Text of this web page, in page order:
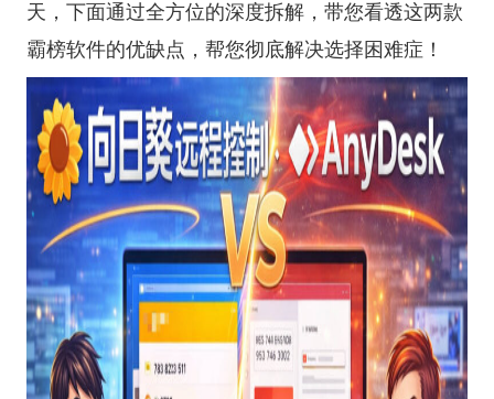
天，下面通过全方位的深度拆解，带您看透这两款
霸榜软件的优缺点，帮您彻底解决选择困难症！